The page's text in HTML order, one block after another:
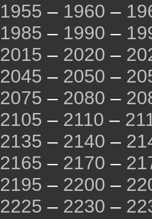
1955 – 1960 –
1985 – 1990 –
2015 – 2020 –
2045 – 2050 –
2075 – 2080 –
2105 – 2110 –
2135 – 2140 –
2165 – 2170 –
2195 – 2200 –
2225 – 2230 –